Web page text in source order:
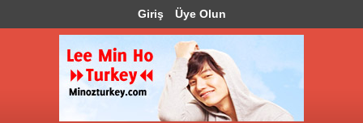
Giriş Üye Olun